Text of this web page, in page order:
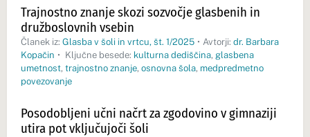
Trajnostno znanje skozi sozvočje glasbenih in
družboslovnih vsebin
Članek iz: Glasba v šoli in vrtcu, št. 1/2025 • Avtorji: dr. Barbara
Kopačin • Ključne besede: kulturna dediščina, glasbena
umetnost, trajnostno znanje, osnovna šola, medpredmetno
povezovanje
Posodobljeni učni načrt za zgodovino v gimnaziji
utira pot vključujoči šoli